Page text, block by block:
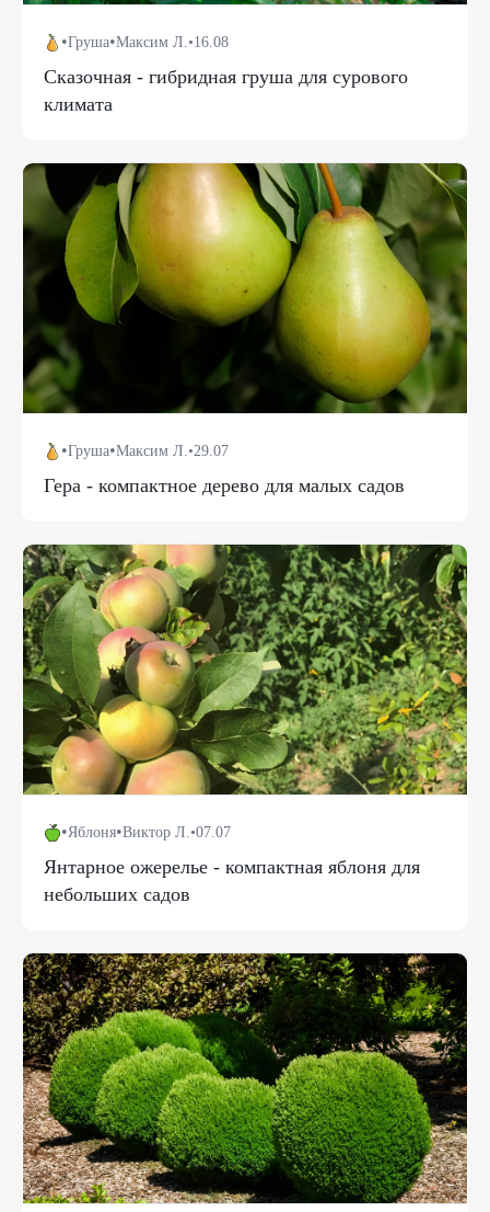
•Груша•Максим Л.•16.08
Сказочная - гибридная груша для сурового
климата
•Груша•Максим Л.•29.07
Гера - компактное дерево для малых садов
•Яблоня•Виктор Л.•07.07
Янтарное ожерелье - компактная яблоня для
небольших садов